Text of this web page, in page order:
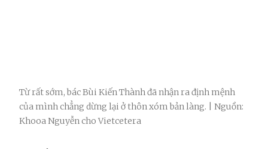
Từ rất sớm, bác Bùi Kiến Thành đã nhận ra định mệnh
của mình chẳng dừng lại ở thôn xóm bản làng. | Nguồn:
Khooa Nguyễn cho Vietcetera